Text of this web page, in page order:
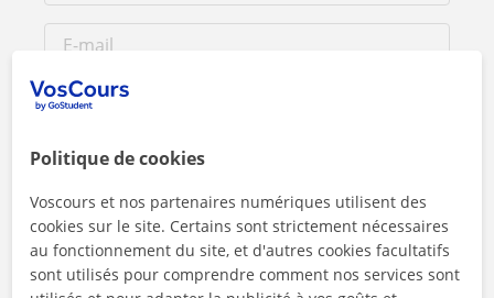
En cliquant sur l'un des deux boutons, vous acceptez nos
Politique de cookies
Voscours et nos partenaires numériques utilisent des
cookies sur le site. Certains sont strictement nécessaires
au fonctionnement du site, et d'autres cookies facultatifs
sont utilisés pour comprendre comment nos services sont